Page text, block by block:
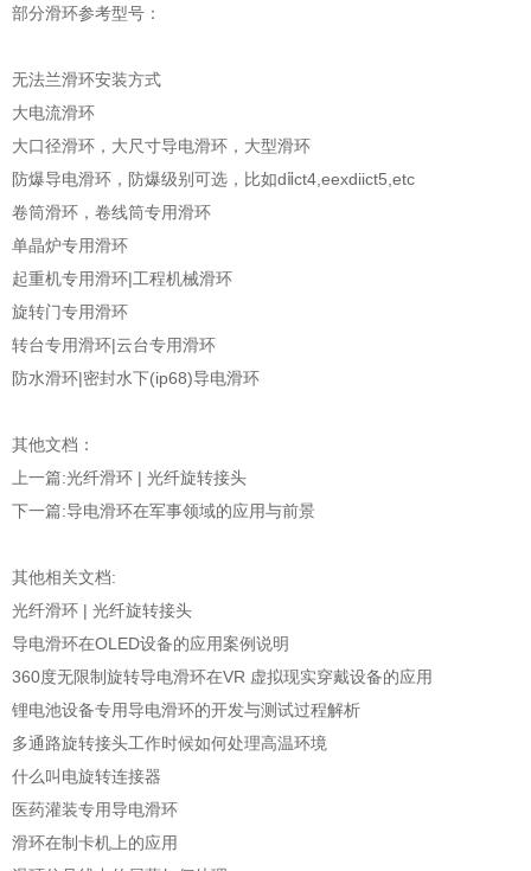
部分滑环参考型号：
无法兰滑环安装方式
大电流滑环
大口径滑环，大尺寸导电滑环，大型滑环
防爆导电滑环，防爆级别可选，比如dⅱct4,eexdiict5,etc
卷筒滑环，卷线筒专用滑环
单晶炉专用滑环
起重机专用滑环|工程机械滑环
旋转门专用滑环
转台专用滑环|云台专用滑环
防水滑环|密封水下(ip68)导电滑环
其他文档：
上一篇:光纤滑环 | 光纤旋转接头
下一篇:导电滑环在军事领域的应用与前景
其他相关文档:
光纤滑环 | 光纤旋转接头
导电滑环在OLED设备的应用案例说明
360度无限制旋转导电滑环在VR 虚拟现实穿戴设备的应用
锂电池设备专用导电滑环的开发与测试过程解析
多通路旋转接头工作时候如何处理高温环境
什么叫电旋转连接器
医药灌装专用导电滑环
滑环在制卡机上的应用